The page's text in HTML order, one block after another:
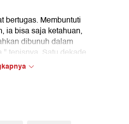
bertugas. Membuntuti
ia bisa saja ketahuan,
dibunuh dalam
tepisnya. Satu dekade
pekerjaan ini
Jessica
ia jadi belajar banyak